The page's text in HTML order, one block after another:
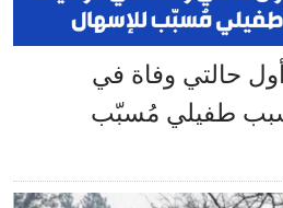
حالتي وفاة في
بسبب طفيلي مُسبّب